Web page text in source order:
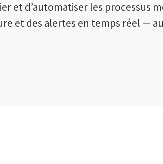
et d’automatiser les processus
et des alertes en temps réel —